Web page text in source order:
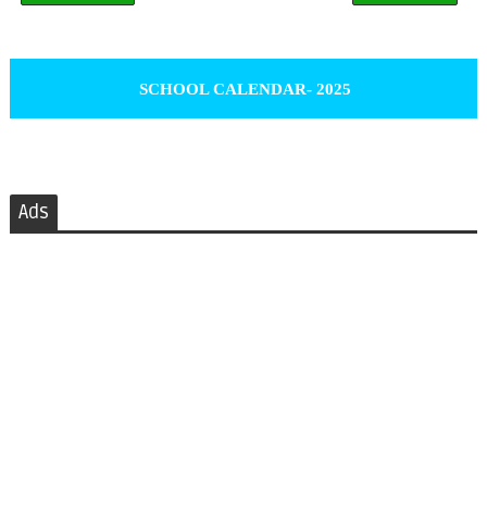
SCHOOL CALENDAR- 2025
Ads